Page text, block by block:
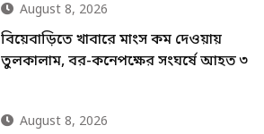
August 8, 2026
বিয়েবাড়িতে খাবারে মাংস কম দেওয়ায়
তুলকালাম, বর-কনেপক্ষের সংঘর্ষে আহত ৩
August 8, 2026